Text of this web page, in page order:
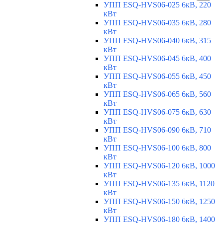
УПП ESQ-HVS06-025 6кВ, 220
кВт
УПП ESQ-HVS06-035 6кВ, 280
кВт
УПП ESQ-HVS06-040 6кВ, 315
кВт
УПП ESQ-HVS06-045 6кВ, 400
кВт
УПП ESQ-HVS06-055 6кВ, 450
кВт
УПП ESQ-HVS06-065 6кВ, 560
кВт
УПП ESQ-HVS06-075 6кВ, 630
кВт
УПП ESQ-HVS06-090 6кВ, 710
кВт
УПП ESQ-HVS06-100 6кВ, 800
кВт
УПП ESQ-HVS06-120 6кВ, 1000
кВт
УПП ESQ-HVS06-135 6кВ, 1120
кВт
УПП ESQ-HVS06-150 6кВ, 1250
кВт
УПП ESQ-HVS06-180 6кВ, 1400